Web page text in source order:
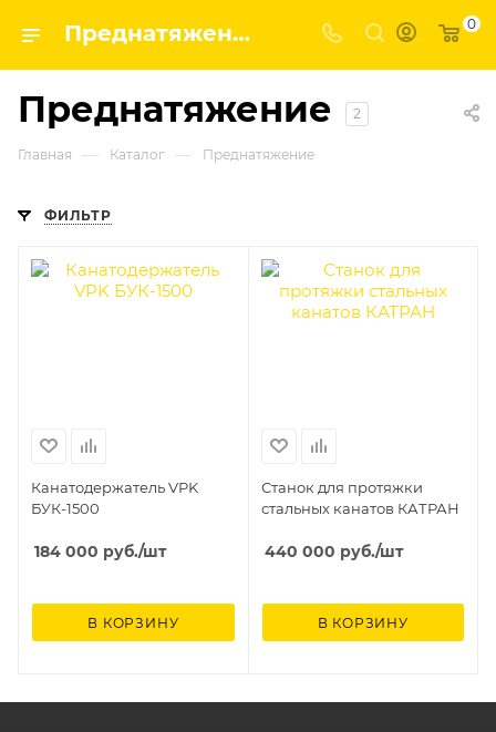
Преднатяжение | Завод строительных и промышленных механизмов VPK 0
Преднатяжение 2
Главная — Каталог — Преднатяжение
ФИЛЬТР
Канатодержатель VPK
БУК-1500
184 000 руб./шт
В КОРЗИНУ
Станок для протяжки
стальных канатов КАТРАН
440 000 руб./шт
В КОРЗИНУ